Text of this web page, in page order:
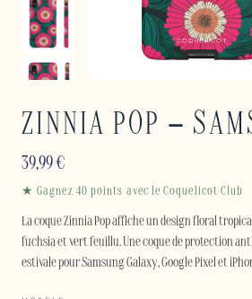
ZINNIA POP –
39,99€
★ Gagnez 40 points avec le Coquelicot Club
La coque Zinnia Pop affiche un design floral
fuchsia et vert feuillu. Une coque de protection
estivale pour Samsung Galaxy, Google Pixel et